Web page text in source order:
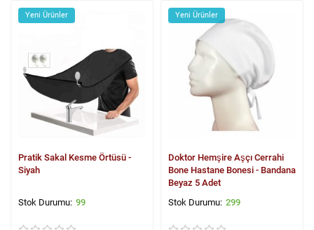
Yeni Ürünler
Pratik Sakal Kesme Örtüsü -
Siyah
99
Yeni Ürünler
Doktor Hemşire Aşçı Cerrahi
Bone Hastane Bonesi - Bandana
Beyaz 5 Adet
299